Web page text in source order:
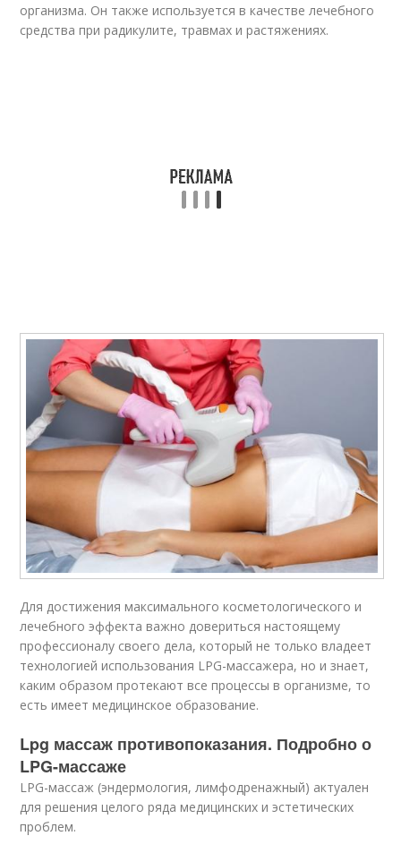
организма. Он также используется в качестве лечебного
средства при радикулите, травмах и растяжениях.
Для достижения максимального косметологического и
лечебного эффекта важно довериться настоящему
профессионалу своего дела, который не только владеет
технологией использования LPG-массажера, но и знает,
каким образом протекают все процессы в организме, то
есть имеет медицинское образование.
Lpg массаж противопоказания. Подробно о
LPG-массаже
LPG-массаж (эндермология, лимфодренажный) актуален
для решения целого ряда медицинских и эстетических
проблем.